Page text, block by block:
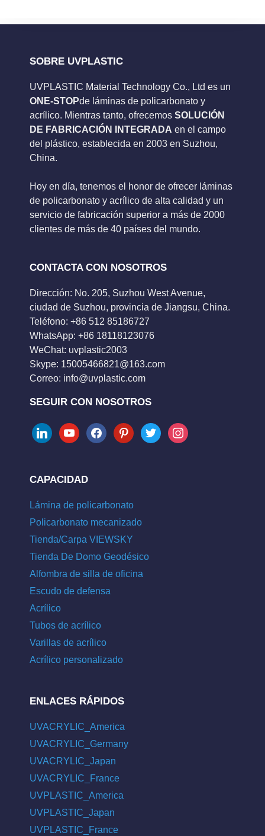
SOBRE UVPLASTIC
UVPLASTIC Material Technology Co., Ltd es un
ONE-STOPde láminas de policarbonato y
acrílico. Mientras tanto, ofrecemos SOLUCIÓN
DE FABRICACIÓN INTEGRADA en el campo
del plástico, establecida en 2003 en Suzhou,
China.
Hoy en día, tenemos el honor de ofrecer láminas
de policarbonato y acrílico de alta calidad y un
servicio de fabricación superior a más de 2000
clientes de más de 40 países del mundo.
CONTACTA CON NOSOTROS
Dirección: No. 205, Suzhou West Avenue,
ciudad de Suzhou, provincia de Jiangsu, China.
Teléfono: +86 512 85186727
WhatsApp: +86 18118123076
WeChat: uvplastic2003
Skype: 15005466821@163.com
Correo: info@uvplastic.com
SEGUIR CON NOSOTROS
linkedinyoutubefacebookpinteresttwitter instagram
CAPACIDAD
Lámina de policarbonato
Policarbonato mecanizado
Tienda/Carpa VIEWSKY
Tienda De Domo Geodésico
Alfombra de silla de oficina
Escudo de defensa
Acrílico
Tubos de acrílico
Varillas de acrílico
Acrílico personalizado
ENLACES RÁPIDOS
UVACRYLIC_America
UVACRYLIC_Germany
UVACRYLIC_Japan
UVACRYLIC_France
UVPLASTIC_America
UVPLASTIC_Japan
UVPLASTIC_France